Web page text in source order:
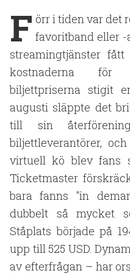
F örr i tiden var det
favoritband eller
streamingtjänster
kostnaderna för
biljettpriserna stigit
augusti släppte det
till sin
biljettleverantörer,
virtuell kö blev fans
Ticketmaster
bara fanns "in
dubbelt så mycket
Ståplats började på
upp till 525 USD.
av efterfrågan – har